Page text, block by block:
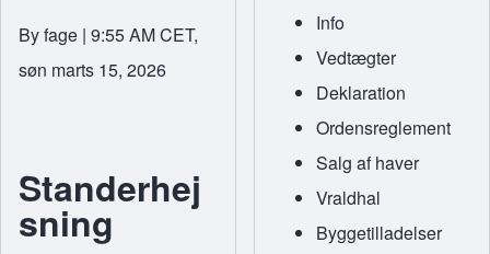
Byfage | 9:55 AM CET,
søn marts 15, 2026
Standerhej
sning
Info
Vedtægter
Deklaration
Ordensreglement
Salg af haver
Vraldhal
Byggetilladelser